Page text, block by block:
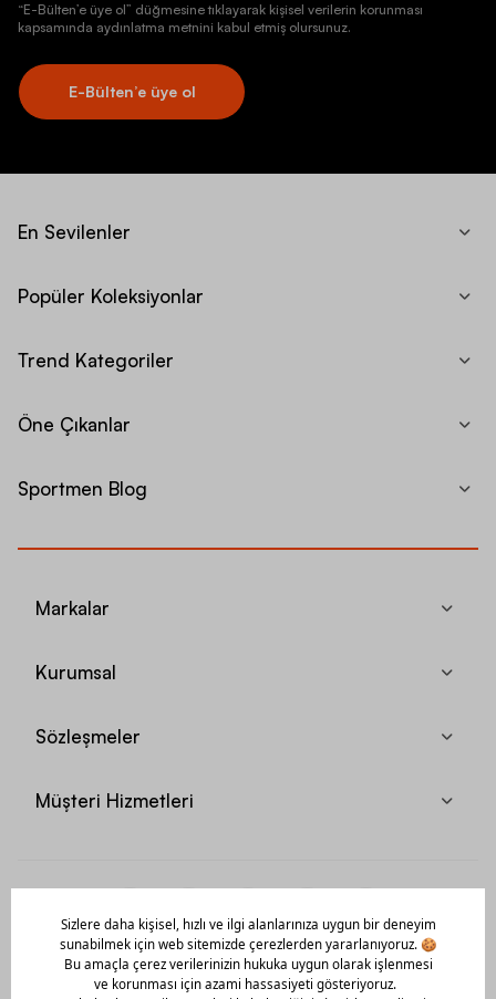
“E-Bülten’e üye ol” düğmesine tıklayarak kişisel verilerin korunması
kapsamında aydınlatma metnini kabul etmiş olursunuz.
E-Bülten’e üye ol
En Sevilenler
Popüler Koleksiyonlar
Trend Kategoriler
Öne Çıkanlar
Sportmen Blog
Markalar
Kurumsal
Sözleşmeler
Müşteri Hizmetleri